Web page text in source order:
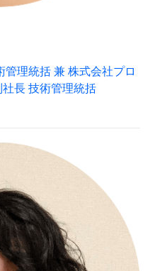
理統括 兼 株式会社プロ
長 技術管理統括